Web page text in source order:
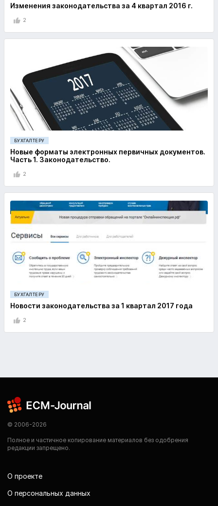
Изменения законодательства за 4 квартал 2016 г.
2
БУХГАЛТЕРУ
Новые форматы электронных первичных документов.
Часть 1. Законодательство.
2
БУХГАЛТЕРУ
Новости законодательства за 1 квартал 2017 года
2
© 2006-2026
Полное и частичное копирование материалов без одобрения
редакции запрещено.
О проекте
О персональных данных